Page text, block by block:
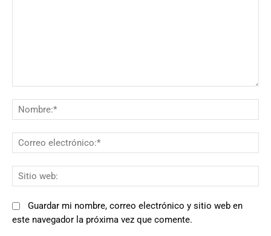
Guardar mi nombre, correo electrónico y sitio web en
este navegador la próxima vez que comente.